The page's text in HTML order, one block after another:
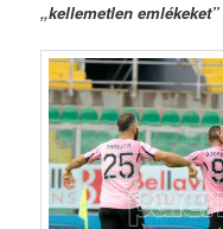
„kellemetlen emlékeket”